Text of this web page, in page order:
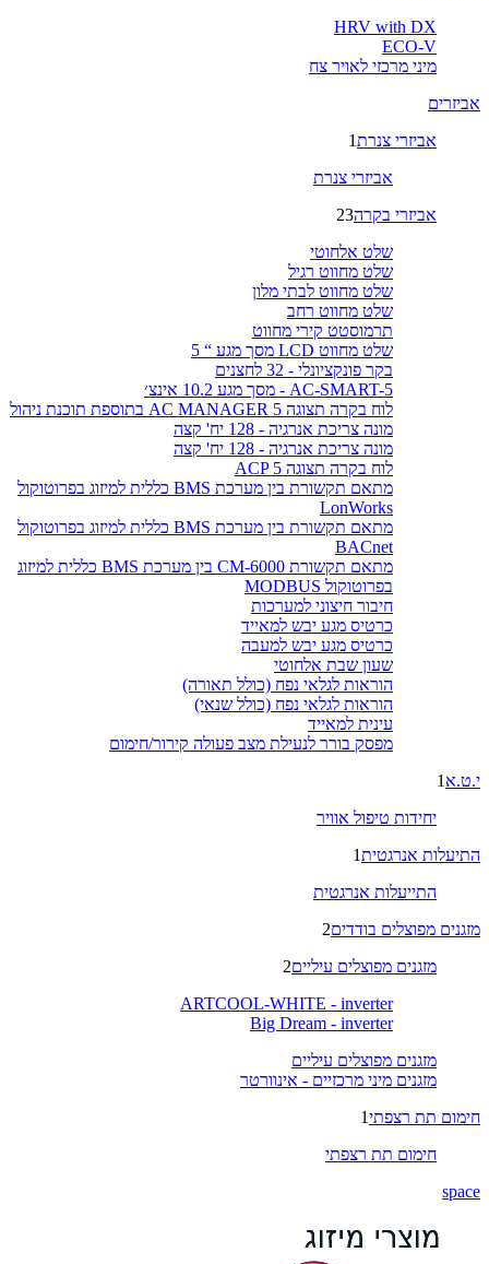
HRV with DX
ECO-V
מיני מרכזי לאויר צח
אביזרים
אביזרי צנרת1
אביזרי צנרת
אביזרי בקרה23
שלט אלחוטי
שלט מחווט רגיל
שלט מחווט לבתי מלון
שלט מחווט רחב
תרמוסטט קירי מחווט
שלט מחווט LCD מסך מגע “ 5
בקר פונקציונלי - 32 לחצנים
AC-SMART-5 - מסך מגע 10.2 אינצ׳
לוח בקרה תצוגה AC MANAGER 5 בתוספת תוכנת ניהול
מונה צריכת אנרגיה - 128 יח' קצה
מונה צריכת אנרגיה - 128 יח' קצה
לוח בקרה תצוגה ACP 5
מתאם תקשורת בין מערכת BMS כללית למיזוג בפרוטוקול
LonWorks
מתאם תקשורת בין מערכת BMS כללית למיזוג בפרוטוקול
BACnet
מתאם תקשורת CM-6000 בין מערכת BMS כללית למיזוג
בפרוטוקול MODBUS
חיבור חיצוני למערכות
כרטיס מגע יבש למאייד
כרטיס מגע יבש למעבה
שעון שבת אלחוטי
הוראות לגלאי נפח (כולל תאורה)
הוראות לגלאי נפח (כולל שנאי)
עינית למאייד
מפסק בורר לנעילת מצב פעולה קירור/חימום
י.ט.א 1
יחידות טיפול אוויר
התיעלות אנרגטית1
התייעלות אנרגטית
מזגנים מפוצלים בודדים2
מזגנים מפוצלים עיליים2
ARTCOOL-WHITE - inverter
Big Dream - inverter
מזגנים מפוצלים עיליים
מזגנים מיני מרכזיים - אינוורטר
חימום תת רצפתי1
חימום תת רצפתי
space